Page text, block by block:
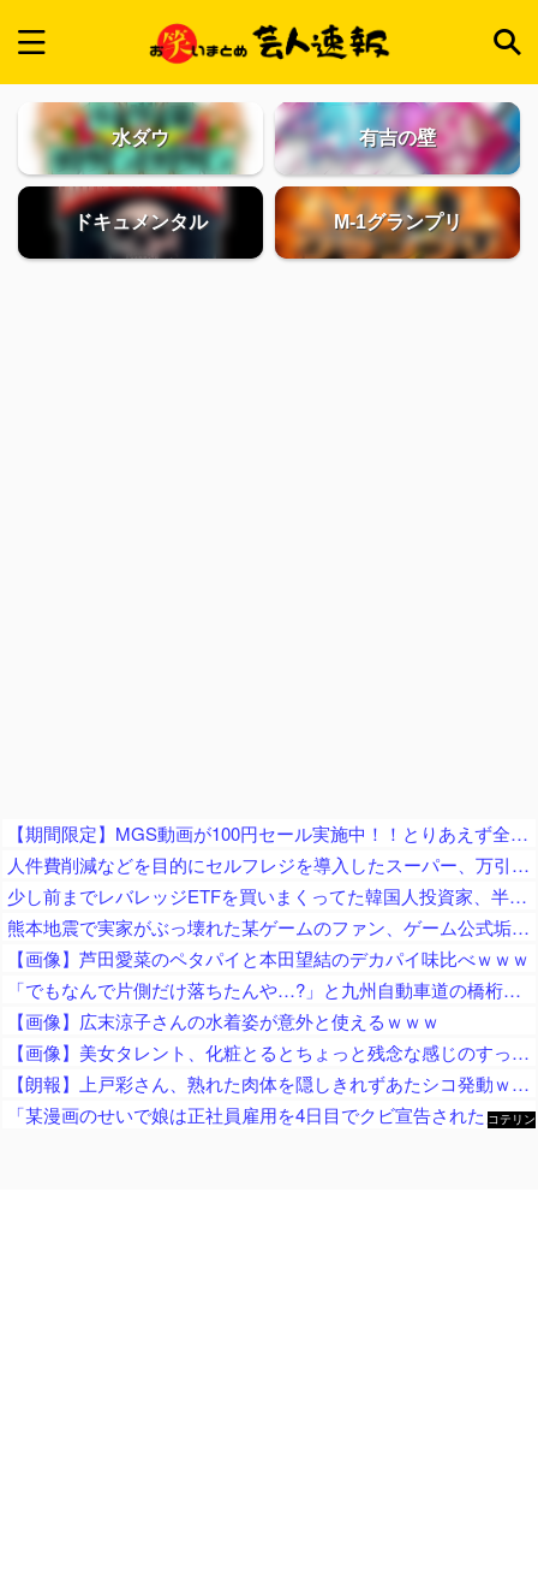
水ダウ 有吉の壁
ドキュメンタル M-1グランプリ
【期間限定】MGS動画が100円セール実施中！！とりあえず全部買うやろｗｗｗｗｗ
人件費削減などを目的にセルフレジを導入したスーパー、万引き被害が急増 被害額は推定約５００万円
少し前までレバレッジETFを買いまくってた韓国人投資家、半導体株が下落局面に突入したと判断した途端に……
熊本地震で実家がぶっ壊れた某ゲームのファン、ゲーム公式垢が投稿自粛を発表してしまうと……
【画像】芦田愛菜のペタパイと本田望結のデカパイ味比べｗｗｗ
「でもなんで片側だけ落ちたんや…?」と九州自動車道の橋桁の様子に土木関係者が困惑、橋桁が残ったことは大絶賛するも……
【画像】広末涼子さんの水着姿が意外と使えるｗｗｗ
【画像】美女タレント、化粧とるとちょっと残念な感じのすっぴんになるｗｗｗ
【朗報】上戸彩さん、熟れた肉体を隠しきれずあたシコ発動ｗｗｗ
「某漫画のせいで娘は正社員雇用を4日目でクビ宣告された」とジャーナリストがアニメ化中止を要求、まず最初に会社を訴えたら？とのツッコミが……
コテリン